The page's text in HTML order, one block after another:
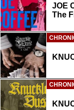
JOE
The